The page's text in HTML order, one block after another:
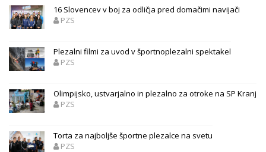
16 Slovencev v boj za odličja pred domačimi navijači
PZS
Plezalni filmi za uvod v športnoplezalni spektakel
PZS
Olimpijsko, ustvarjalno in plezalno za otroke na SP Kranj
PZS
Torta za najboljše športne plezalce na svetu
PZS